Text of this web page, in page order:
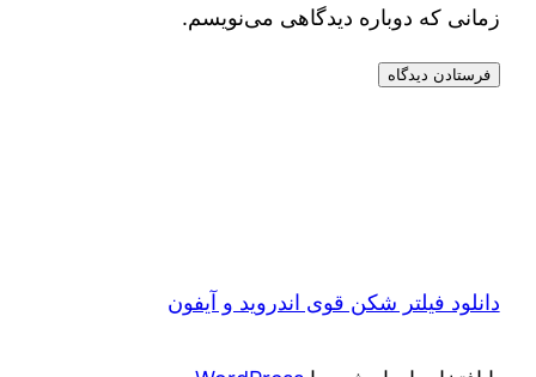
زمانی که دوباره دیدگاهی می‌نویسم.
دانلود فیلتر شکن قوی اندروید و آیفون